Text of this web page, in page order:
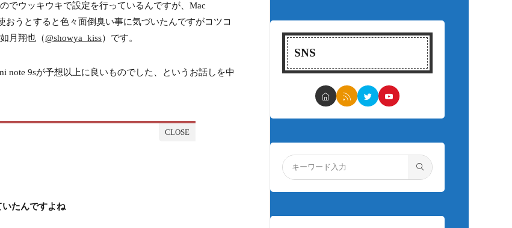
ウッキウキで設定を行っているんですが、Mac
おうとすると色々面倒臭い事に気づいたんですがコツコ
月翔也（@showya_kiss）です。
9sが予想以上に良いものでした、というお話しを中
たんですよね
SNS